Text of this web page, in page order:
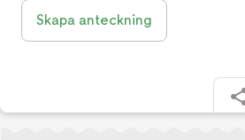
Skapa anteckning